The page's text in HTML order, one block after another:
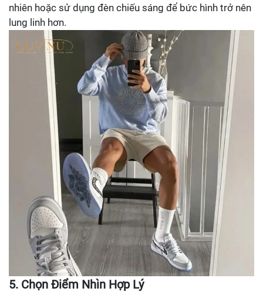
nhiên hoặc sử dụng đèn chiếu sáng để bức hình trở nên
lung linh hơn.
5. Chọn Điểm Nhìn Hợp Lý